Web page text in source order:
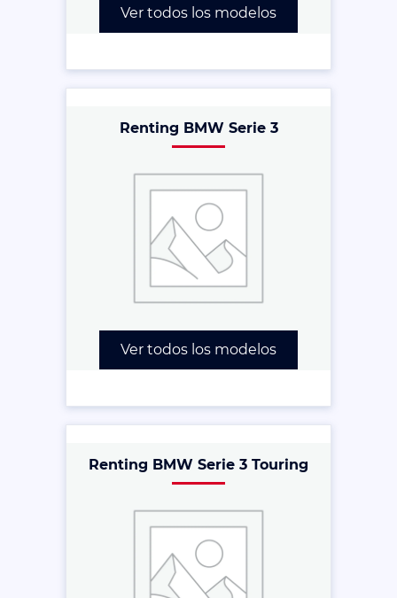
Ver todos los modelos
Renting BMW Serie 3
Ver todos los modelos
Renting BMW Serie 3 Touring